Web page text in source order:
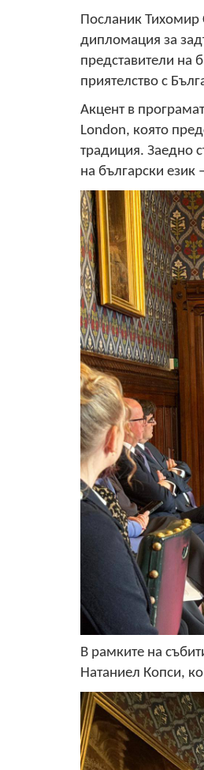
Посланик Тихомир
дипломация за
представители на
приятелство с
Акцент в
London, която
традиция. Заедно
на български език
В рамките на
Натаниел Копси,